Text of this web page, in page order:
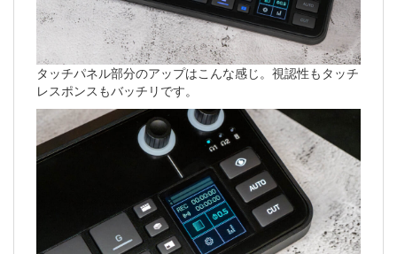
タッチパネル部分のアップはこんな感じ。視認性もタッチ
レスポンスもバッチリです。